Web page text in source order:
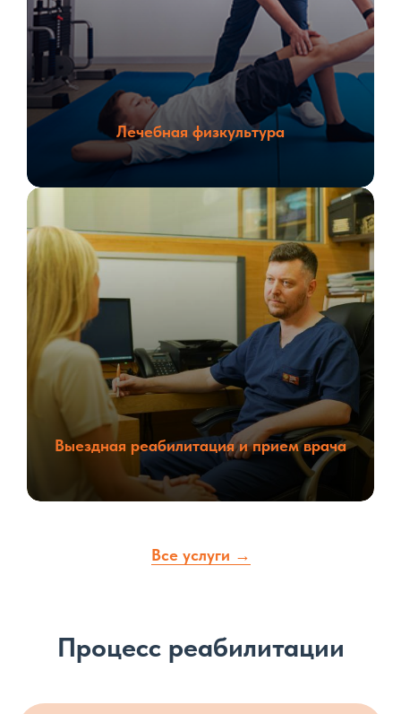
Лечебная физкультура
Выездная реабилитация и прием врача
Все услуги →
Процесс реабилитации